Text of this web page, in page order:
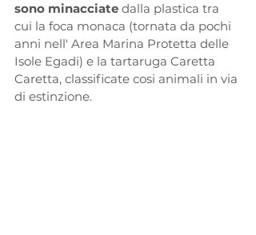
sono minacciate dalla plastica tra
cui la foca monaca (tornata da pochi
anni nell' Area Marina Protetta delle
Isole Egadi) e la tartaruga Caretta
Caretta, classificate cosi animali in via
di estinzione.